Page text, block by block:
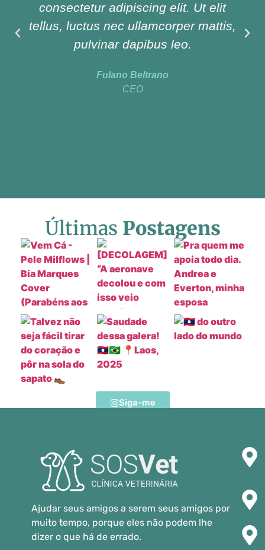
consectetur adipiscing elit. Ut elit
tellus, luctus nec ullamcorper mattis,
pulvinar dapibus leo.
Fulano Beltrano
CEO
Últimas Postagens
Siga-me
Ajudar seus amigos a serem seus amigos por
muito tempo, porque eles não podem lhe
dizer o que há de errado.